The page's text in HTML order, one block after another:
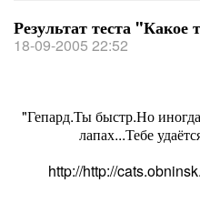
Результат теста
18-09-2005 22:52
"Гепард.Ты быстр.Но
лапах...Тебе
http://http://